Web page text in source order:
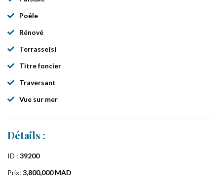
Poêle
Rénové
Terrasse(s)
Titre foncier
Traversant
Vue sur mer
Détails :
ID : 39200
Prix: 3,800,000 MAD